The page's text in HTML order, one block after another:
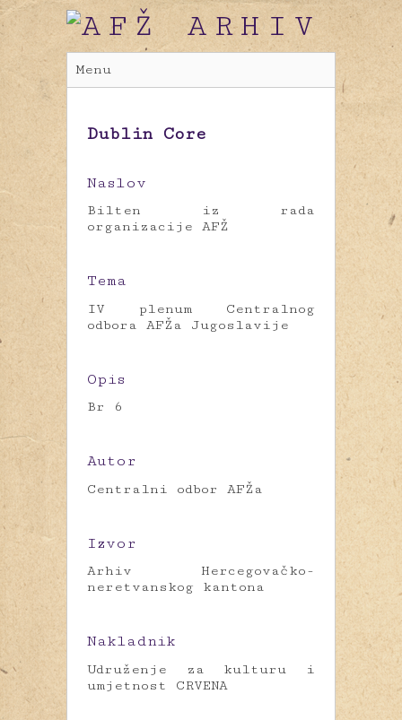
Menu
Dublin Core
Naslov
Bilten iz rada
organizacije AFŽ
Tema
IV plenum Centralnog
odbora AFŽa Jugoslavije
Opis
Br 6
Autor
Centralni odbor AFŽa
Izvor
Arhiv Hercegovačko-
neretvanskog kantona
Nakladnik
Udruženje za kulturu i
umjetnost CRVENA